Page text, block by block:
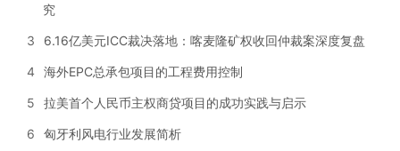
究
3 6.16亿美元ICC裁决落地：喀麦隆矿权收回仲裁案深度复盘
4 海外EPC总承包项目的工程费用控制
5 拉美首个人民币主权商贷项目的成功实践与启示
6 匈牙利风电行业发展简析